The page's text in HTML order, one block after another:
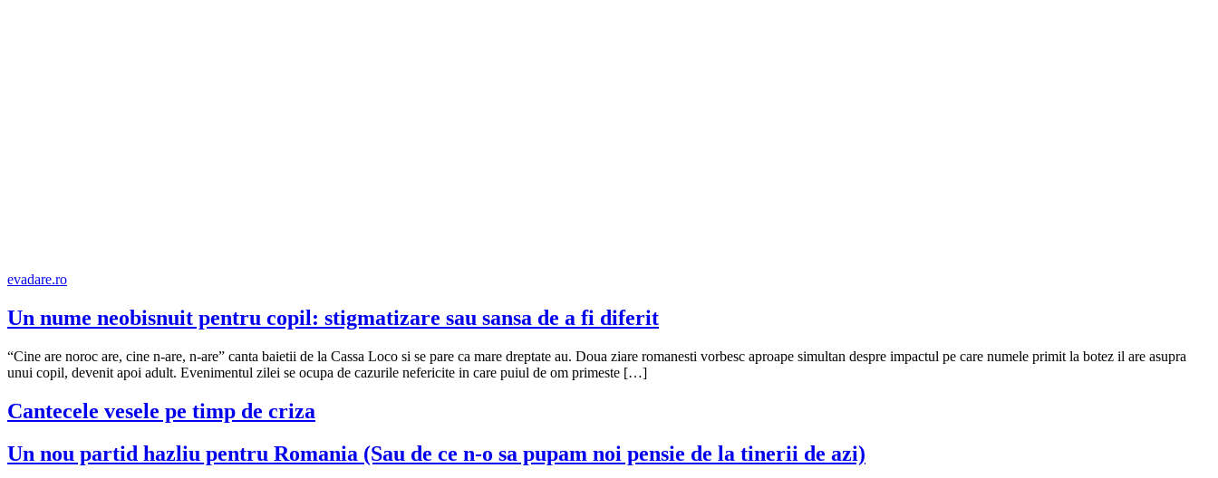
evadare.ro
Un nume neobisnuit pentru copil: stigmatizare sau sansa de a fi diferit
“Cine are noroc are, cine n-are, n-are” canta baietii de la Cassa Loco si se pare ca mare dreptate au. Doua ziare romanesti vorbesc aproape simultan despre impactul pe care numele primit la botez il are asupra
unui copil, devenit apoi adult. Evenimentul zilei se ocupa de cazurile nefericite in care puiul de om primeste […]
Cantecele vesele pe timp de criza
Un nou partid hazliu pentru Romania (Sau de ce n-o sa pupam noi pensie de la tinerii de azi)